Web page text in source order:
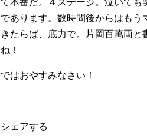
て本番だ。４ステージ。泣いて
であります。数時間後からはも
きたらば、底力で。片岡百萬両
ね！
ではおやすみなさい！
シェアする